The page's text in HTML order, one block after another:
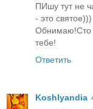
ПИшу тут не
- это святое)))
тебе!
Ответить
Koshlyandia